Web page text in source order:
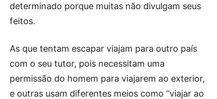
determinado porque muitas não divulgam seus
feitos.
As que tentam escapar viajam para outro país
com o seu tutor, pois necessitam uma
permissão do homem para viajarem ao exterior,
e outras usam diferentes meios como “viajar ao